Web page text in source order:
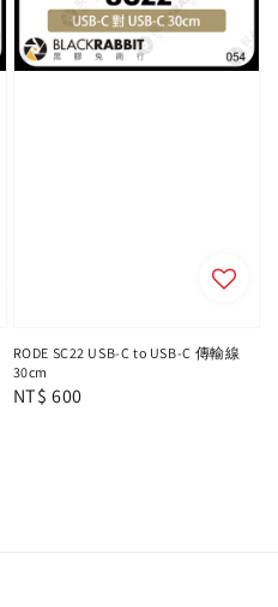
RODE SC22 USB-C to USB-C 傳輸線
30cm
Regular
NT$ 600